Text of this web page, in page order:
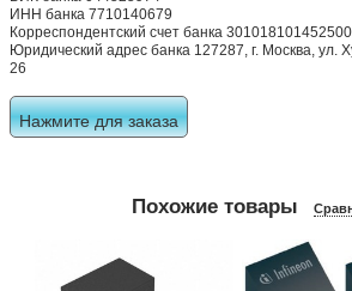
ИНН банка 7710140679
Корреспондентский счет банка
Юридический адрес банка 127287, г. Москва, ул.
26
Нажмите для заказа
Похожие товары